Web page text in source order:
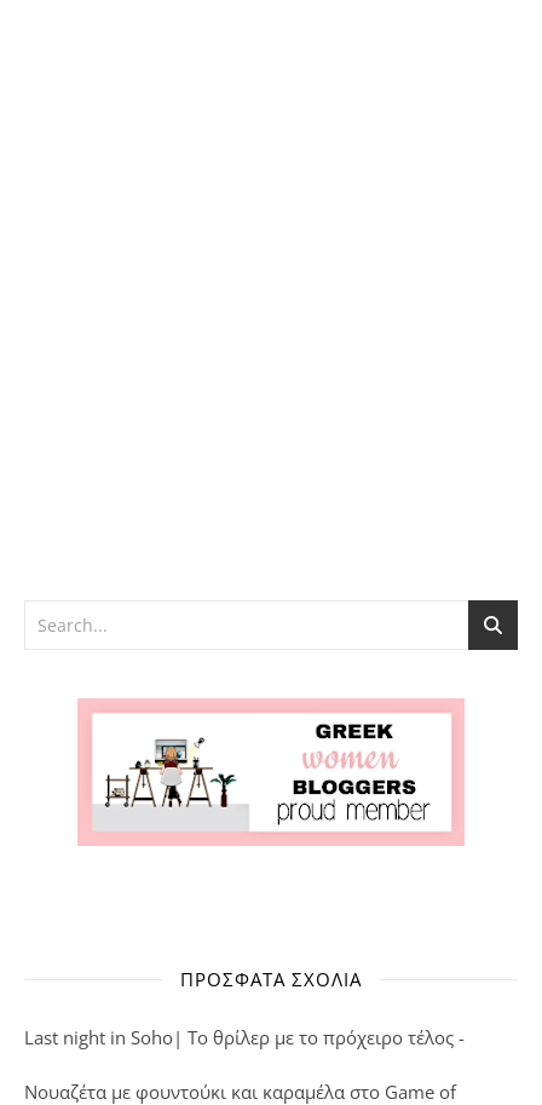
ΠΡΌΣΦΑΤΑ ΣΧΌΛΙΑ
Last night in Soho| Το θρίλερ με το πρόχειρο τέλος -
Νουαζέτα με φουντούκι και καραμέλα στο Game of